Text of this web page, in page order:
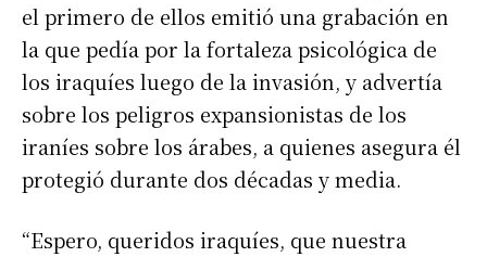
el primero de ellos emitió una grabación en
la que pedía por la fortaleza psicológica de
los iraquíes luego de la invasión, y advertía
sobre los peligros expansionistas de los
iraníes sobre los árabes, a quienes asegura él
protegió durante dos décadas y media.
“Espero, queridos iraquíes, que nuestra